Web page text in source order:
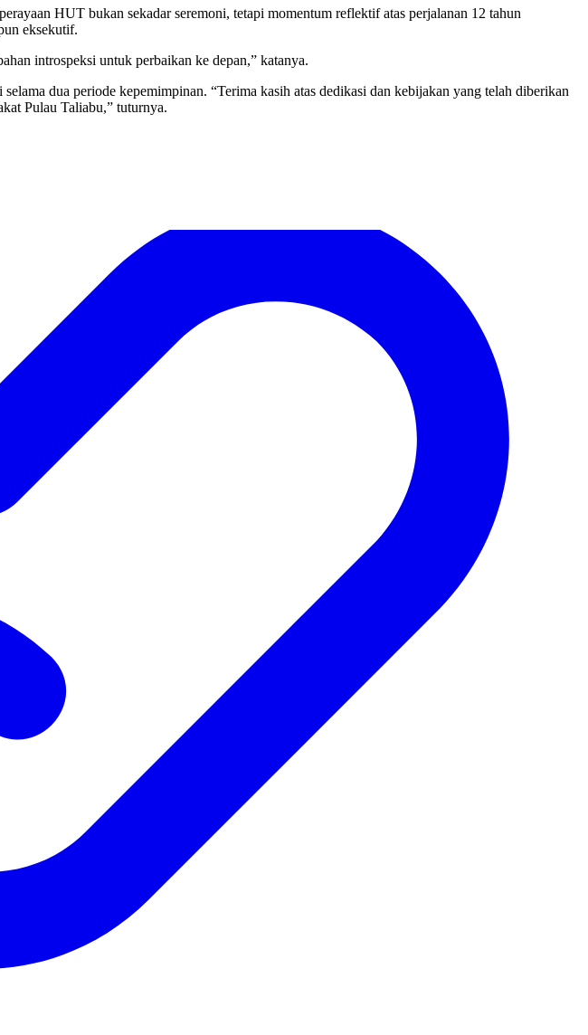
HUT bukan sekadar seremoni, tetapi momentum reflektif atas perjalanan 12 tahun
eksekutif.
introspeksi untuk perbaikan ke depan,” katanya.
dua periode kepemimpinan. “Terima kasih atas dedikasi dan kebijakan yang telah diberikan
Pulau Taliabu,” tuturnya.